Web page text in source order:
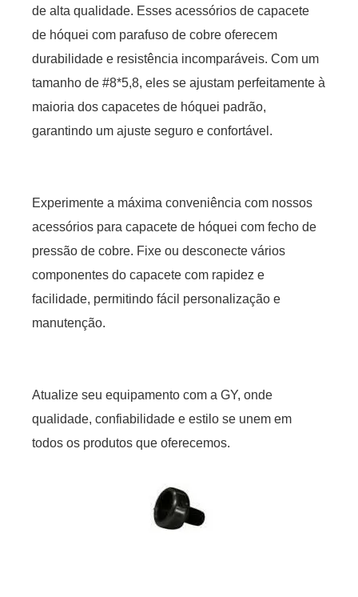
de alta qualidade. Esses acessórios de capacete
de hóquei com parafuso de cobre oferecem
durabilidade e resistência incomparáveis. Com um
tamanho de #8*5,8, eles se ajustam perfeitamente à
maioria dos capacetes de hóquei padrão,
garantindo um ajuste seguro e confortável.
Experimente a máxima conveniência com nossos
acessórios para capacete de hóquei com fecho de
pressão de cobre. Fixe ou desconecte vários
componentes do capacete com rapidez e
facilidade, permitindo fácil personalização e
manutenção.
Atualize seu equipamento com a GY, onde
qualidade, confiabilidade e estilo se unem em
todos os produtos que oferecemos.